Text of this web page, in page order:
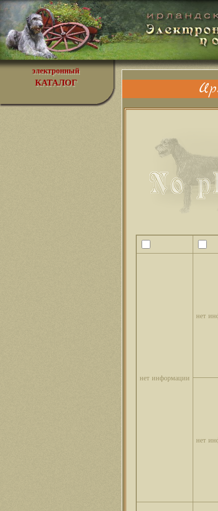
электронный
КАТАЛОГ
нет информации
нет
нет